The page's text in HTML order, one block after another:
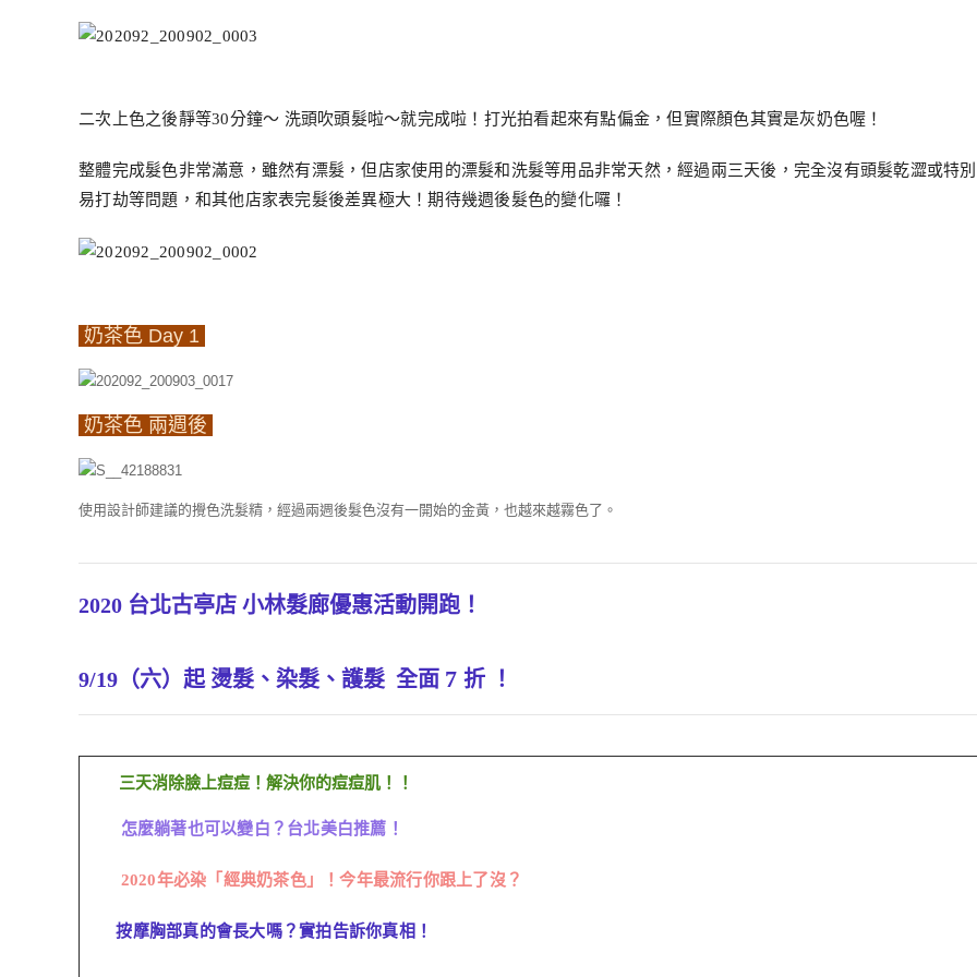
二次上色之後靜等30分鐘～ 洗頭吹頭髮啦～就完成啦！打光拍看起來有點偏金，但實際顏色其實是灰奶色喔！
整體完成髮色非常滿意，雖然有漂髮，但店家使用的漂髮和洗髮等用品非常天然，經過兩三天後，完全沒有頭髮乾澀或特
易打劫等問題，和其他店家表完髮後差異極大！期待幾週後髮色的變化囉！
奶茶色 Day 1
奶茶色 兩週後
使用設計師建議的攪色洗髮精，經過兩週後髮色沒有一開始的金黃，也越來越霧色了。
2020 台北古亭店 小林髮廊優惠活動開跑！
9/19（六）起 燙髮、染髮、護髮 全面 7 折 ！
三天消除臉上痘痘！解決你的痘痘肌！！
怎麼躺著也可以變白？台北美白推薦！
2020年必染「經典奶茶色」！今年最流行你跟上了沒？
按摩胸部真的會長大嗎？實拍告訴你真相！